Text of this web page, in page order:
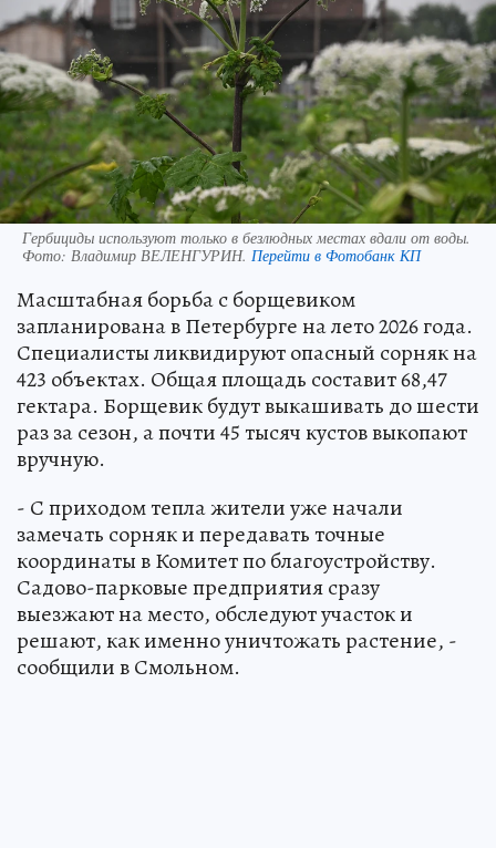
Гербициды используют только в безлюдных местах вдали от воды.
Фото: Владимир ВЕЛЕНГУРИН. Перейти в Фотобанк КП
Масштабная борьба с борщевиком
запланирована в Петербурге на лето 2026 года.
Специалисты ликвидируют опасный сорняк на
423 объектах. Общая площадь составит 68,47
гектара. Борщевик будут выкашивать до шести
раз за сезон, а почти 45 тысяч кустов выкопают
вручную.
- С приходом тепла жители уже начали
замечать сорняк и передавать точные
координаты в Комитет по благоустройству.
Садово-парковые предприятия сразу
выезжают на место, обследуют участок и
решают, как именно уничтожать растение, -
сообщили в Смольном.